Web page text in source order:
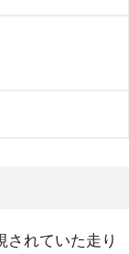
されていた走り